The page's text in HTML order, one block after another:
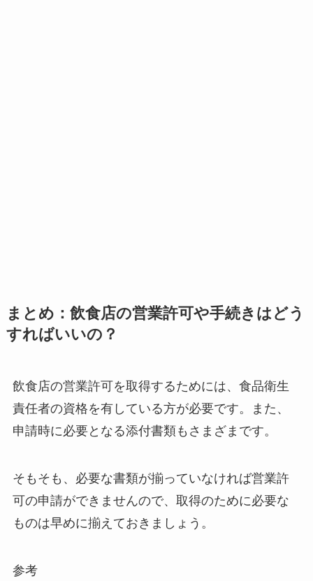
まとめ：飲食店の営業許可や手続きはどう
すればいいの？
飲食店の営業許可を取得するためには、食品衛生
責任者の資格を有している方が必要です。また、
申請時に必要となる添付書類もさまざまです。
そもそも、必要な書類が揃っていなければ営業許
可の申請ができませんので、取得のために必要な
ものは早めに揃えておきましょう。
参考